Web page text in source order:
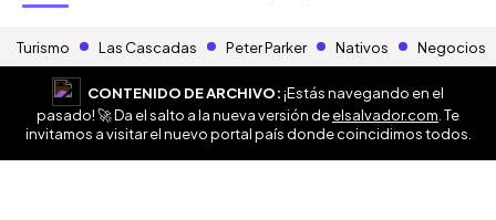
Turismo Las Cascadas Peter Parker Nativos Negocios
CONTENIDO DE ARCHIVO:¡Estás navegando en el
pasado! 🚀 Da el salto a la nueva versión deelsalvador.com . Te
invitamos a visitar el nuevo portal país donde coincidimos todos.